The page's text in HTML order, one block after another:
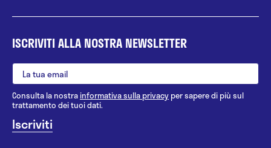
ISCRIVITI ALLA NOSTRA NEWSLETTER
Consulta la nostrainformativa sulla privacy per sapere di più sul
trattamento dei tuoi dati.